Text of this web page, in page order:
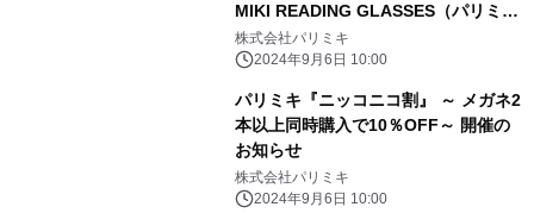
MIKI READING GLASSES（パリミキ
リーディンググラス）」 9月6日
（金）発売
株式会社パリミキ
2024年9月6日 10:00
パリミキ『ニッコニコ割』 ～ メガネ2
本以上同時購入で10％OFF～ 開催の
お知らせ
株式会社パリミキ
2024年9月6日 10:00